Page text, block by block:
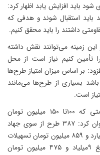
باید افزایش یابد اظهار کرد:
استقبال شوند و هدفی که
داشتند را باید محقق کنیم.
این زمینه می‌توانند نقش داشته
را تأمین کنیم نیاز است از محل
بر اساس میزان امتیاز طرح‌ها
بسیاری از طرح‌ها می‌مانند
است.
وی به بخشی از طرح‌های اقتصاد مقاومتی که ۱۰۰تا ۱۵۰ میلیون تومان
تسهیلات به آنها تعلق می‌گیرد اشاره و عنوان کرد: ۳۸۷ طرح از سوی جهاد
کشاورزی مطرح بوده که در مجموع ۱۸ میلیارد و ۸۵۹ میلیون تومان تسهیلات
نیاز داشتند که ۱۸۸ طرح با دریافت مبلغ ۹میلیاد و ۴۷۵ میلیون تومان